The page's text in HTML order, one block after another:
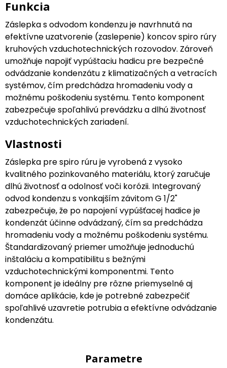
Funkcia
Záslepka s odvodom kondenzu je navrhnutá na
efektívne uzatvorenie (zaslepenie) koncov spiro rúry
kruhových vzduchotechnických rozovodov. Zároveň
umožňuje napojiť vypúštaciu hadicu pre bezpečné
odvádzanie kondenzátu z klimatizačných a vetracích
systémov, čím predchádza hromadeniu vody a
možnému poškodeniu systému. Tento komponent
zabezpečuje spoľahlivú prevádzku a dlhú životnosť
vzduchotechnických zariadení.
Vlastnosti
Záslepka pre spiro rúru je vyrobená z vysoko
kvalitného pozinkovaného materiálu, ktorý zaručuje
dlhú životnosť a odolnosť voči korózii. Integrovaný
odvod kondenzu s vonkajším závitom G 1/2"
zabezpečuje, že po napojení vypúšťacej hadice je
kondenzát účinne odvádzaný, čím sa predchádza
hromadeniu vody a možnému poškodeniu systému.
Štandardizovaný priemer umožňuje jednoduchú
inštaláciu a kompatibilitu s bežnými
vzduchotechnickými komponentmi. Tento
komponent je ideálny pre rôzne priemyselné aj
domáce aplikácie, kde je potrebné zabezpečiť
spoľahlivé uzavretie potrubia a efektívne odvádzanie
kondenzátu.
Parametre